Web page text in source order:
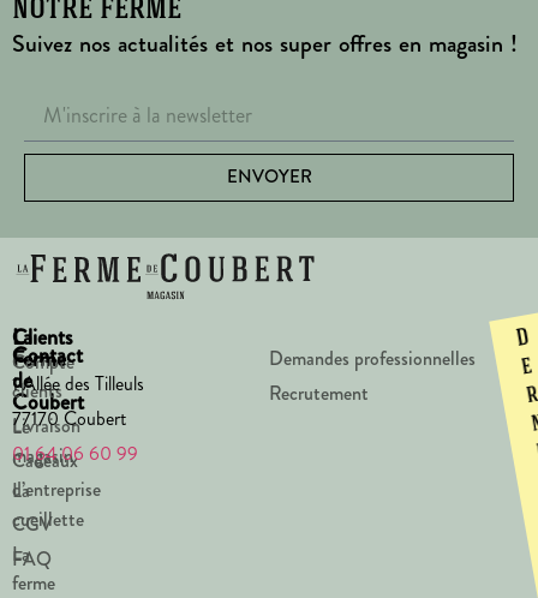
notre ferme
Suivez nos actualités et nos super offres en magasin !
ENVOYER
La
Ferme
de
Coubert
Le
magasin
La
cueillette
La
ferme
Clients
Compte
clients
Livraison
Cadeaux
d’entreprise
CGV
FAQ
Contact
1 Allée des Tilleuls
77170 Coubert
01 64 06 60 99
Demandes professionnelles
Recrutement
D
e